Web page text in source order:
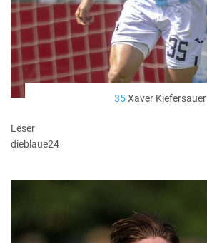
35Xaver Kiefersauer
Leser
dieblaue24